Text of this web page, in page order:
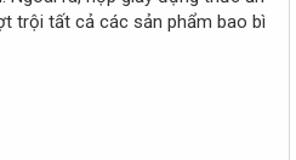
trội tất cả các sản phẩm bao bì